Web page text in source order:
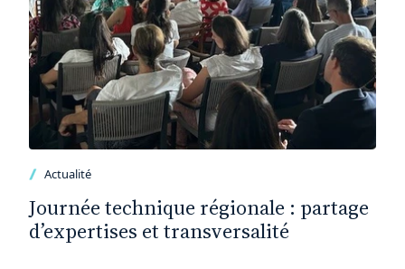
Actualité
Journée technique régionale : partage
d’expertises et transversalité